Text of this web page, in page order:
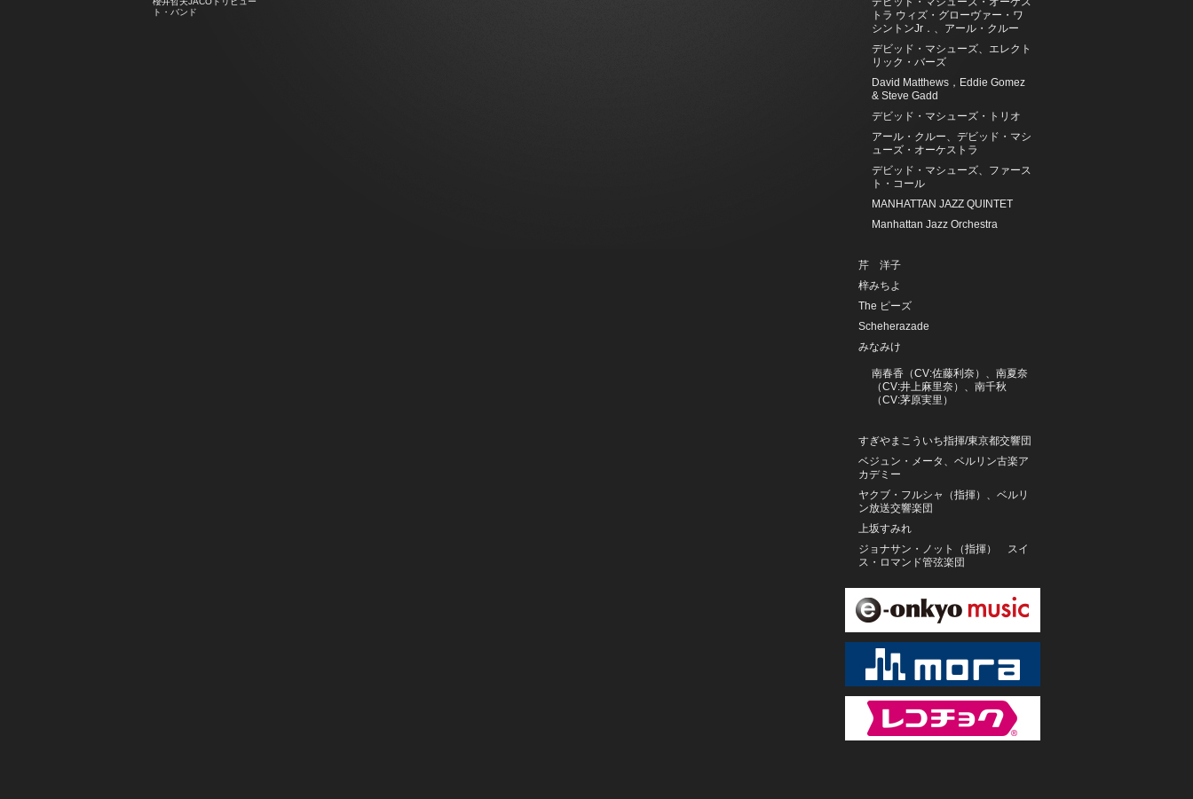
ト・バンド
トラ ウィズ・グローヴァー・ワ
シントンJr．、アール・クルー
デビッド・マシューズ、エレクト
リック・バーズ
David Matthews，Eddie Gomez
& Steve Gadd
デビッド・マシューズ・トリオ
アール・クルー、デビッド・マシ
ューズ・オーケストラ
デビッド・マシューズ、ファース
ト・コール
MANHATTAN JAZZ QUINTET
Manhattan Jazz Orchestra
芹 洋子
梓みちよ
The ピーズ
Scheherazade
みなみけ
南春香（CV:佐藤利奈）、南夏奈
（CV:井上麻里奈）、南千秋
（CV:茅原実里）
すぎやまこういち指揮/東京都交響団
ベジュン・メータ、ベルリン古楽ア
カデミー
ヤクブ・フルシャ（指揮）、ベルリ
ン放送交響楽団
上坂すみれ
ジョナサン・ノット（指揮） スイ
ス・ロマンド管弦楽団
タマラ・ステファノヴィチ（ピア
ノ）
有賀誠門と打楽器アンサンブル
牧山純子ニュープロジェクト
ドミニク・ヴィス
菊地雅章
森園勝敏